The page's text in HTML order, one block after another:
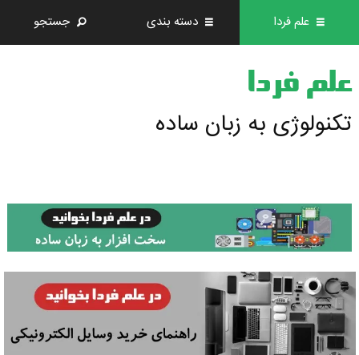
علم فردا دسته بندی جستجو
علم فردا
تکنولوژی به زبان ساده